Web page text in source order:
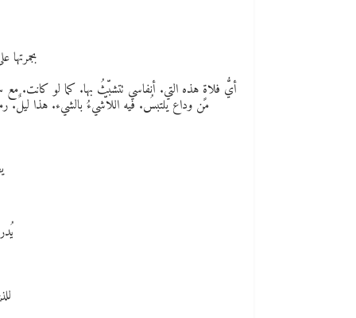
أيُّ فلاةٍ هذه التي. أنفاسي تتشبّثُ بها. كما لو كانت.
من وداع يلتبسُ. فيه اللاّشيءُ بالشيء. هذا ليلٌ.